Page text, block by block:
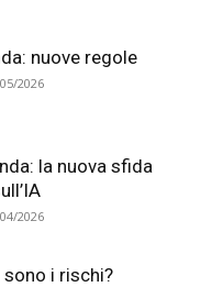
nuove regole
2026
la nuova sfida
2026
sono i rischi?